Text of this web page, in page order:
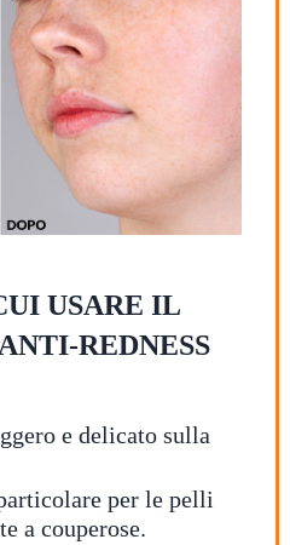
USARE IL
REDNESS
e delicato sulla
per le pelli
a couperose.